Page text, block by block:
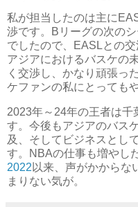
私が担当したのは主に
渉です。Bリーグの次の
でしたので、EASLとの
アジアにおけるバスケの
く交渉し、かなり頑張っ
ケファンの私にとっても
2023年～24年の王者は千
す。今後もアジアのバス
及、そしてビジネスとし
す。NBAの仕事も増やし
2022 以来、声がかからな
まりない気が。